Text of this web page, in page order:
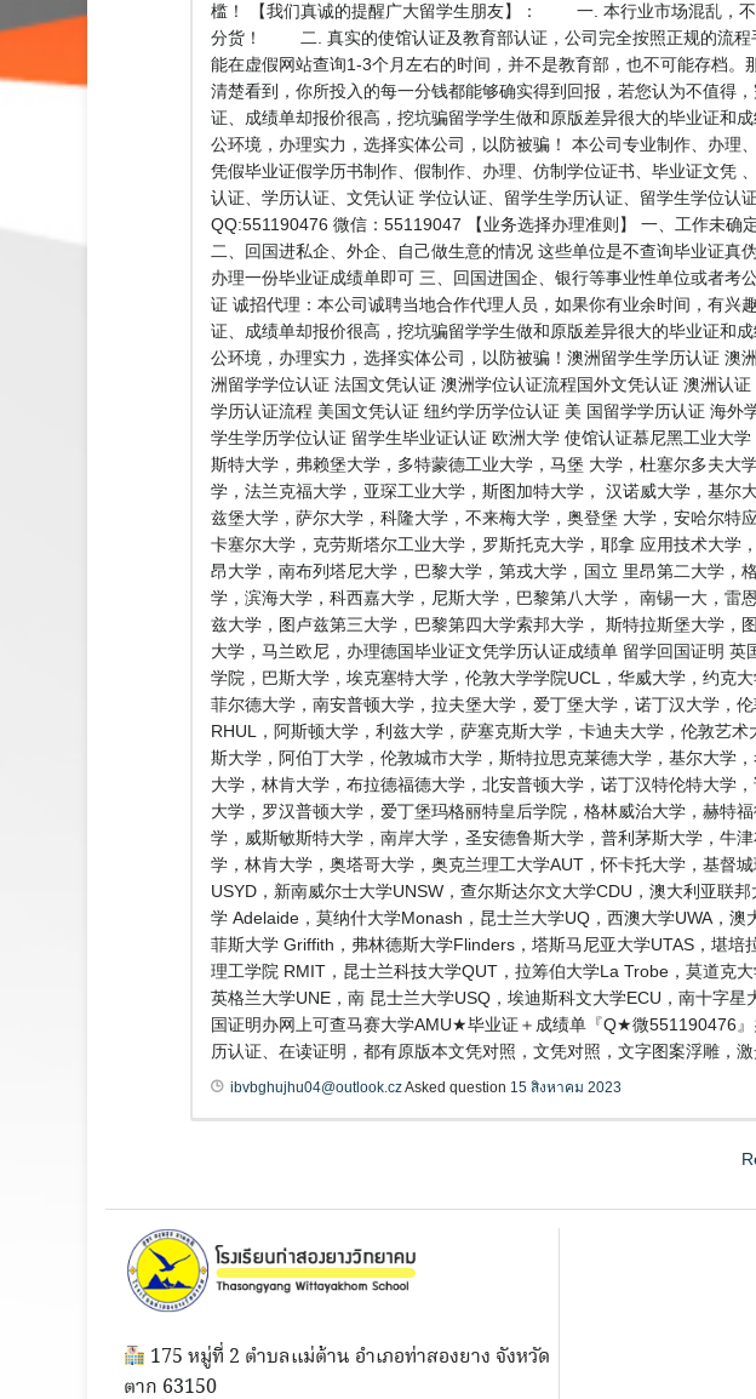
槛！ 【我们真诚的提醒广大留学生朋友】： 一. 本行业市场混乱，不
分货！ 二. 真实的使馆认证及教育部认证，公司完全按照正规的流程
能在虚假网站查询1-3个月左右的时间，并不是教育部，也不可能存档
清楚看到，你所投入的每一分钱都能够确实得到回报，若您认为不值得
证、成绩单却报价很高，挖坑骗留学学生做和原版差异很大的毕业证和
公环境，办理实力，选择实体公司，以防被骗！ 本公司专业制作、办
凭假毕业证假学历书制作、假制作、办理、仿制学位证书、毕业证文凭
认证、学历认证、文凭认证 学位认证、留学生学历认证、留学生学位
QQ:551190476 微信：55119047 【业务选择办理准则】 一、工作未
二、回国进私企、外企、自己做生意的情况 这些单位是不查询毕业证真
办理一份毕业证成绩单即可 三、回国进国企、银行等事业性单位或者
证 诚招代理：本公司诚聘当地合作代理人员，如果你有业余时间，有
证、成绩单却报价很高，挖坑骗留学学生做和原版差异很大的毕业证和
公环境，办理实力，选择实体公司，以防被骗！澳洲留学生学历认证
洲留学学位认证 法国文凭认证 澳洲学位认证流程国外文凭认证 澳洲认
学历认证流程 美国文凭认证 纽约学历学位认证 美 国留学学历认证 海
学生学历学位认证 留学生毕业证认证 欧洲大学 使馆认证慕尼黑工业大
斯特大学，弗赖堡大学，多特蒙德工业大学，马堡 大学，杜塞尔多夫
学，法兰克福大学，亚琛工业大学，斯图加特大学， 汉诺威大学，基
兹堡大学，萨尔大学，科隆大学，不来梅大学，奥登堡 大学，安哈尔特
卡塞尔大学，克劳斯塔尔工业大学，罗斯托克大学，耶拿 应用技术大
昂大学，南布列塔尼大学，巴黎大学，第戎大学，国立 里昂第二大学
学，滨海大学，科西嘉大学，尼斯大学，巴黎第八大学， 南锡一大，
兹大学，图卢兹第三大学，巴黎第四大学索邦大学， 斯特拉斯堡大学
大学，马兰欧尼，办理德国毕业证文凭学历认证成绩单 留学回国证明
学院，巴斯大学，埃克塞特大学，伦敦大学学院UCL，华威大学，约克
菲尔德大学，南安普顿大学，拉夫堡大学，爱丁堡大学，诺丁汉大学，
RHUL，阿斯顿大学，利兹大学，萨塞克斯大学，卡迪夫大学，伦敦艺
斯大学，阿伯丁大学，伦敦城市大学，斯特拉思克莱德大学，基尔大学
大学，林肯大学，布拉德福德大学，北安普顿大学，诺丁汉特伦特大学
大学，罗汉普顿大学，爱丁堡玛格丽特皇后学院，格林威治大学，赫特
学，威斯敏斯特大学，南岸大学，圣安德鲁斯大学，普利茅斯大学，牛
学，林肯大学，奥塔哥大学，奥克兰理工大学AUT，怀卡托大学，基督
USYD，新南威尔士大学UNSW，查尔斯达尔文大学CDU，澳大利亚联
学 Adelaide，莫纳什大学Monash，昆士兰大学UQ，西澳大学UWA，
菲斯大学 Griffith，弗林德斯大学Flinders，塔斯马尼亚大学UTAS，堪
理工学院 RMIT，昆士兰科技大学QUT，拉筹伯大学La Trobe，莫道克
英格兰大学UNE，南 昆士兰大学USQ，埃迪斯科文大学ECU，南十字
国证明办网上可查马赛大学AMU★毕业证＋成绩单『Q★微551190476
历认证、在读证明，都有原版本文凭对照，文凭对照，文字图案浮雕，
ibvbghujhu04@outlook.czAsked question 15 สิงหาคม 2023
175 หมู่ที่ 2 ตำบลแม่ต้าน อำเภอท่าสองยาง จังหวัด
ตาก 63150